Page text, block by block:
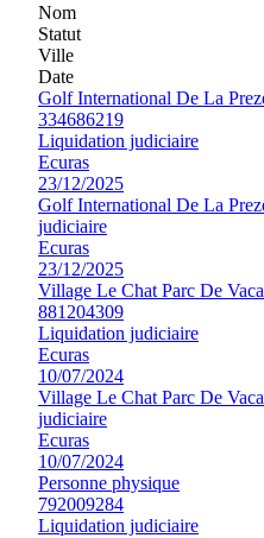
Nom
Statut
Ville
Date
Golf International De La
334686219
Liquidation judiciaire
Ecuras
23/12/2025
Golf International De La
judiciaire
Ecuras
23/12/2025
Village Le Chat Parc De
881204309
Liquidation judiciaire
Ecuras
10/07/2024
Village Le Chat Parc De
judiciaire
Ecuras
10/07/2024
Personne physique
792009284
Liquidation judiciaire